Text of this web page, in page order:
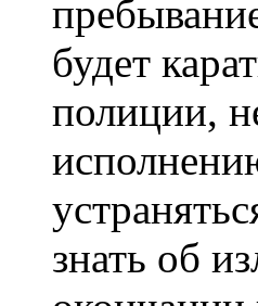
будет
полиции,
знать об